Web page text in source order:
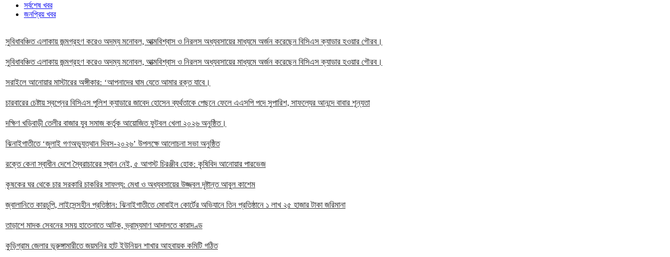
সর্বশেষ খবর
জনপ্রিয় খবর
সুবিধাবঞ্চিত এলাকায় জন্মগ্রহণ করেও অদম্য মনোবল, আত্মবিশ্বাস ও নিরলস অধ্যবসায়ের মাধ্যমে অর্জন করেছেন বিসিএস ক্যাডার হওয়ার গৌরব।
সুবিধাবঞ্চিত এলাকায় জন্মগ্রহণ করেও অদম্য মনোবল, আত্মবিশ্বাস ও নিরলস অধ্যবসায়ের মাধ্যমে অর্জন করেছেন বিসিএস ক্যাডার হওয়ার গৌরব।
সরাইলে আনোয়ার মাস্টারের অঙ্গীকার: ‘আপনাদের ঘাম যেতে আমার রক্ত যাবে।
চারবারের চেষ্টায় স্বপ্নের বিসিএস পুলিশ ক্যাডারে জাবেদ হোসেন ব্যর্থতাকে পেছনে ফেলে এএসপি পদে সুপারিশ, সাফল্যের আনন্দে বাবার শূন্যতা
দক্ষিণ খড়িবাড়ী তেলীর বাজার যুব সমাজ কর্তৃক আয়োজিত ফুটবল খেলা ২০২৬ অনুষ্ঠিত।
ঝিনাইগাতীতে ‘জুলাই গণঅভ্যুত্থান দিবস-২০২৬’ উপলক্ষে আলোচনা সভা অনুষ্ঠিত
রক্তে কেনা স্বাধীন দেশে স্বৈরাচারের স্থান নেই, ৫ আগস্ট চিরঞ্জীব হোক: কৃষিবিদ আনোয়ার পারভেজ
কৃষকের ঘর থেকে চার সরকারি চাকরির সাফল্য: মেধা ও অধ্যবসায়ের উজ্জ্বল দৃষ্টান্ত আবুল কাশেম
জ্বালানিতে কারচুপি, লাইসেন্সহীন প্রতিষ্ঠান: ঝিনাইগাতীতে মোবাইল কোর্টের অভিযানে তিন প্রতিষ্ঠানে ১ লাখ ২৫ হাজার টাকা জরিমানা
তাড়াশে মাদক সেবনের সময় হাতেনাতে আটক, ভ্রাম্যমাণ আদালতে কারাদণ্ড
কুড়িগ্রাম জেলার ভূরুঙ্গামারীতে জয়মনির হাট ইউনিয়ন শাখার আহবায়ক কমিটি গঠিত